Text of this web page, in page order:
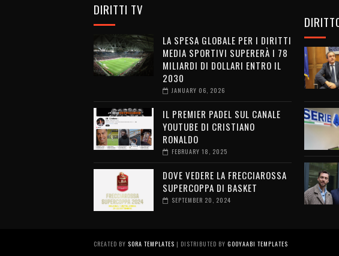
DIRITTI TV
LA SPESA GLOBALE PER I DIRITTI
MEDIA SPORTIVI SUPERERÀ I 78
MILIARDI DI DOLLARI ENTRO IL
2030
JANUARY 06, 2026
IL PREMIER PADEL SUL CANALE
YOUTUBE DI CRISTIANO
RONALDO
FEBRUARY 18, 2025
DOVE VEDERE LA FRECCIAROSSA
SUPERCOPPA DI BASKET
SEPTEMBER 20, 2024
CREATED BY SORA TEMPLATES | DISTRIBUTED BY GOOYAABI TEMPLATES